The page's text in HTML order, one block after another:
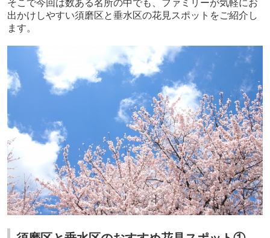
そこで今回は数ある名所の中でも、ファミリーが気軽にお
出かけしやすい須磨区と垂水区の花見スポットをご紹介し
ます。